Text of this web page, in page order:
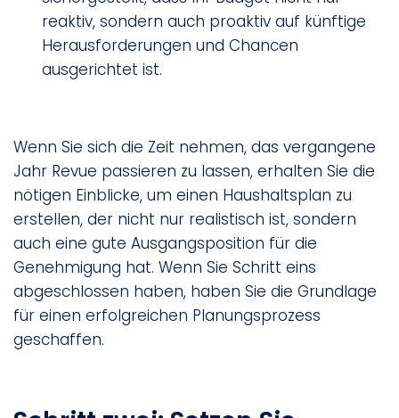
reaktiv, sondern auch proaktiv auf künftige
Herausforderungen und Chancen
ausgerichtet ist.
Wenn Sie sich die Zeit nehmen, das vergangene
Jahr Revue passieren zu lassen, erhalten Sie die
nötigen Einblicke, um einen Haushaltsplan zu
erstellen, der nicht nur realistisch ist, sondern
auch eine gute Ausgangsposition für die
Genehmigung hat. Wenn Sie Schritt eins
abgeschlossen haben, haben Sie die Grundlage
für einen erfolgreichen Planungsprozess
geschaffen.